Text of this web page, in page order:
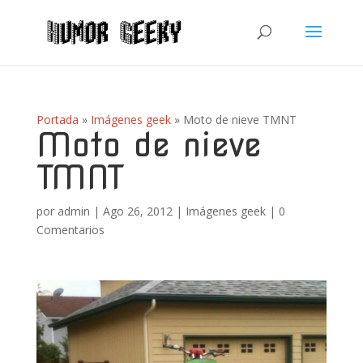
Portada » Imágenes geek» Moto de nieve TMNT
Moto de nieve
TMNT
por admin | Ago 26, 2012| Imágenes geek| 0
Comentarios